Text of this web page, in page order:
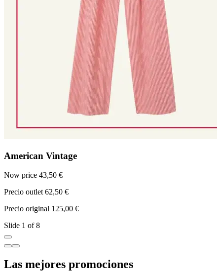
American Vintage
Now price 43,50 €
Precio outlet 62,50 €
Precio original 125,00 €
Slide 1 of 8
Las mejores promociones